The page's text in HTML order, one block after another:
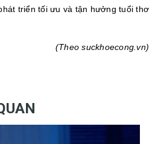
triển tối ưu và tận hưởng tuổi thơ
(Theo suckhoecong.vn)